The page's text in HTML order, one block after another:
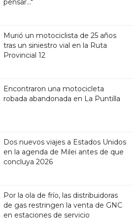
pensar..."
Murió un motociclista de 25 años
tras un siniestro vial en la Ruta
Provincial 12
Encontraron una motocicleta
robada abandonada en La Puntilla
Dos nuevos viajes a Estados Unidos
en la agenda de Milei antes de que
concluya 2026
Por la ola de frío, las distribuidoras
de gas restringen la venta de GNC
en estaciones de servicio